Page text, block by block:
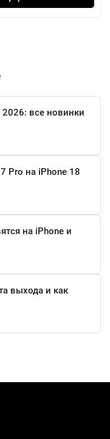
и защищённый сенсор
помощником Siri,
Pay и полной
2026: все новинки
Pro на iPhone 18
на iPhone и
выхода и как